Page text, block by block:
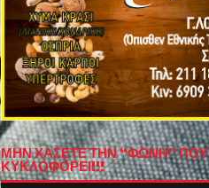
ΜΗΝ ΧΑΣΕΤΕ ΤΗΝ “ΦΩΝΗ” ΠΟΥ
ΚΥΚΛΟΦΟΡΕΙ!!!